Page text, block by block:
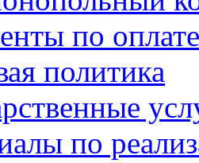
по
политика
по